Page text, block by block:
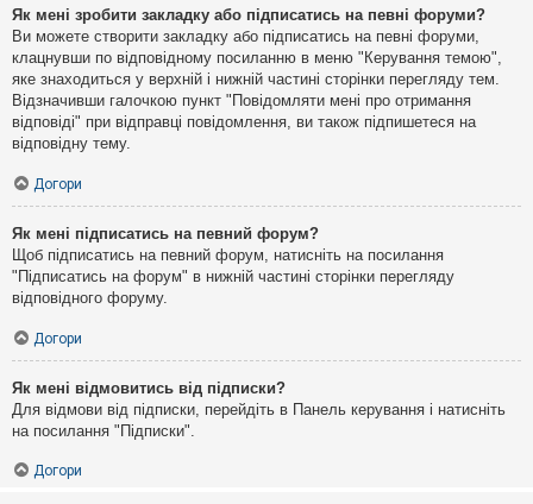
Як мені зробити закладку або підписатись на певні форуми?
Ви можете створити закладку або підписатись на певні форуми,
клацнувши по відповідному посиланню в меню "Керування темою",
яке знаходиться у верхній і нижній частині сторінки перегляду тем.
Відзначивши галочкою пункт "Повідомляти мені про отримання
відповіді" при відправці повідомлення, ви також підпишетеся на
відповідну тему.
Догори
Як мені підписатись на певний форум?
Щоб підписатись на певний форум, натисніть на посилання
"Підписатись на форум" в нижній частині сторінки перегляду
відповідного форуму.
Догори
Як мені відмовитись від підписки?
Для відмови від підписки, перейдіть в Панель керування і натисніть
на посилання "Підписки".
Догори